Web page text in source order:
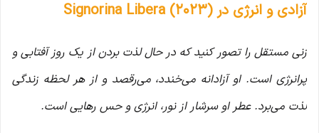
آزادی و انرژی در Signorina Libera (2023)
زنی مستقل را تصور کنید که در حال لذت بردن از یک روز آفتابی و
پرانرژی است. او آزادانه می‌خندد، می‌رقصد و از هر لحظه زندگی
لذت می‌برد. عطر او سرشار از نور، انرژی و حس رهایی است.